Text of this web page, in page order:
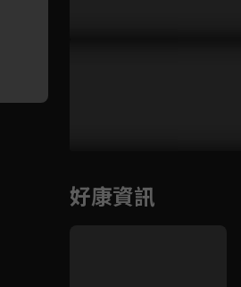
好康資訊